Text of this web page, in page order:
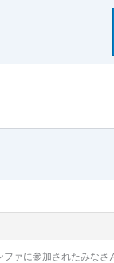
ファに参加されたみなさ